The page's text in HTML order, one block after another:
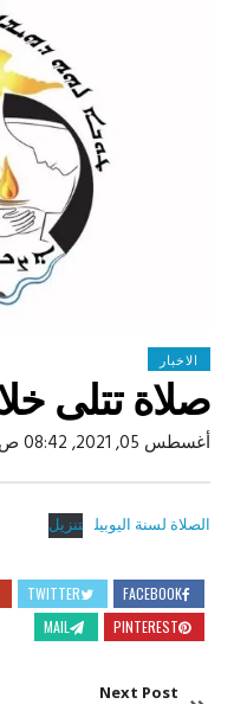
الاخبار
صلاة تتلى
أغسطس 05, 2021, 08:42 ص
الصلاة لسنة اليوبيل تنزيل
FACEBOOK
TWITTER
PINTEREST
MAIL
Next Post